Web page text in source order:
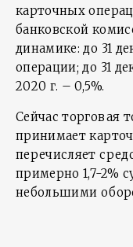
карточных
банковской
динамике: до 31
операции; до 31
2020 г. – 0,5%.
Сейчас торговая
принимает
перечисляет
примерно 1,7-2%
небольшими